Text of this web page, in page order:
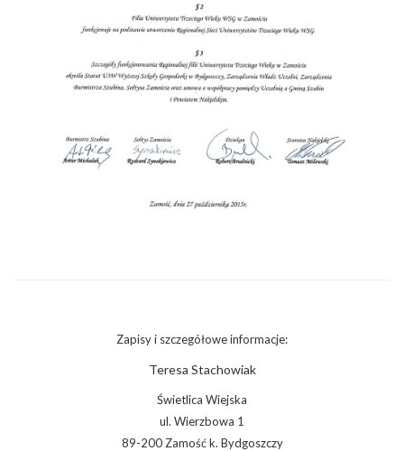
Zapisy i szczegółowe informacje:
Teresa Stachowiak
Świetlica Wiejska
ul. Wierzbowa 1
89-200 Zamość k. Bydgoszczy